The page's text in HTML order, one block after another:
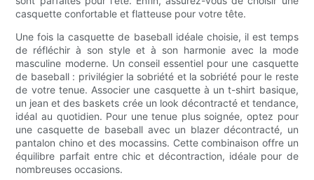
casquette confortable et flatteuse pour votre tête.
Une fois la casquette de baseball idéale choisie, il est temps
de réfléchir à son style et à son harmonie avec la mode
masculine moderne. Un conseil essentiel pour une casquette
de baseball : privilégier la sobriété et la sobriété pour le reste
de votre tenue. Associer une casquette à un t-shirt basique,
un jean et des baskets crée un look décontracté et tendance,
idéal au quotidien. Pour une tenue plus soignée, optez pour
une casquette de baseball avec un blazer décontracté, un
pantalon chino et des mocassins. Cette combinaison offre un
équilibre parfait entre chic et décontraction, idéale pour de
nombreuses occasions.